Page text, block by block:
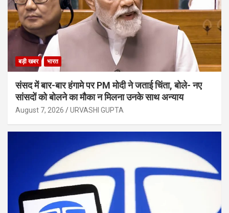
बड़ी खबर भारत
संसद में बार-बार हंगामे पर PM मोदी ने जताई चिंता, बोले- नए
सांसदों को बोलने का मौका न मिलना उनके साथ अन्याय
August 7, 2026 URVASHI GUPTA